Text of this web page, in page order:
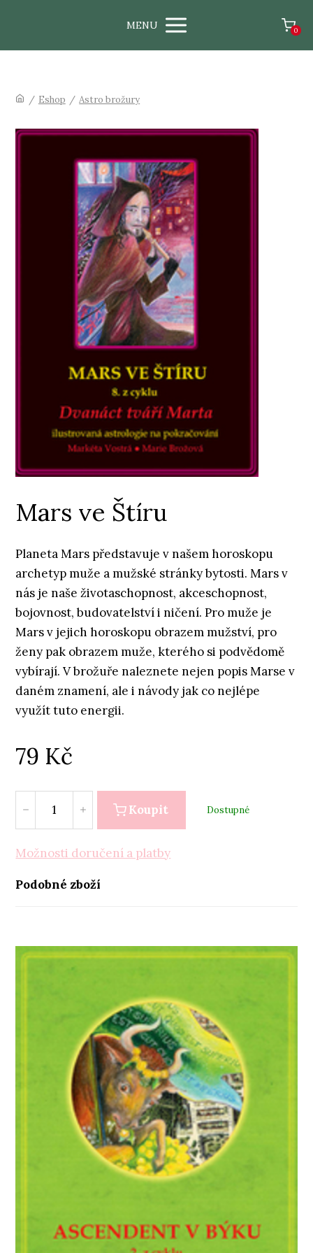
MENU 0
/ Eshop / Astro brožury
Mars ve Štíru
Planeta Mars představuje v našem horoskopu
archetyp muže a mužské stránky bytosti. Mars v
nás je naše životaschopnost, akceschopnost,
bojovnost, budovatelství i ničení. Pro muže je
Mars v jejich horoskopu obrazem mužství, pro
ženy pak obrazem muže, kterého si podvědomě
vybírají. V brožuře naleznete nejen popis Marse v
daném znamení, ale i návody jak co nejlépe
využít tuto energii.
79 Kč
Koupit Dostupné
Možnosti doručení a platby
Podobné zboží